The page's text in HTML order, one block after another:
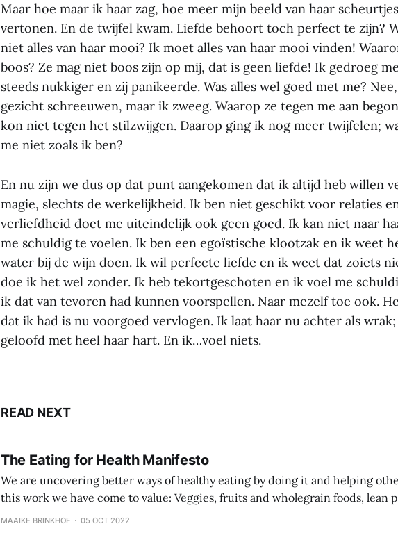
Maar hoe maar ik haar zag, hoe meer mijn beeld van haar
vertonen. En de twijfel kwam. Liefde behoort toch perfect te zijn?
niet alles van haar mooi? Ik moet alles van haar mooi vinden!
boos? Ze mag niet boos zijn op mij, dat is geen liefde! Ik gedroeg
steeds nukkiger en zij panikeerde. Was alles wel goed met me?
gezicht schreeuwen, maar ik zweeg. Waarop ze tegen me aan
kon niet tegen het stilzwijgen. Daarop ging ik nog meer twijfelen;
me niet zoals ik ben?
En nu zijn we dus op dat punt aangekomen dat ik altijd heb willen
magie, slechts de werkelijkheid. Ik ben niet geschikt voor relaties
verliefdheid doet me uiteindelijk ook geen goed. Ik kan niet naar
me schuldig te voelen. Ik ben een egoïstische klootzak en ik weet
water bij de wijn doen. Ik wil perfecte liefde en ik weet dat zoiets
doe ik het wel zonder. Ik heb tekortgeschoten en ik voel me
ik dat van tevoren had kunnen voorspellen. Naar mezelf toe ook.
dat ik had is nu voorgoed vervlogen. Ik laat haar nu achter als
geloofd met heel haar hart. En ik…voel niets.
READ NEXT
The Eating for Health Manifesto
We are uncovering better ways of healthy eating by doing it and helping
this work we have come to value: Veggies, fruits and wholegrain foods, lean protein sources over
processed foods and beverages Simple eating over comprehensive diet plan documentation
MAAIKE BRINKHOF 05 OCT 2022